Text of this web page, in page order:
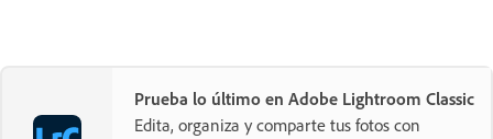
Prueba lo último en Adobe Lightroom Classic
Edita, organiza y comparte tus fotos con